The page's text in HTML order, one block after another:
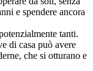
e spendere ancora
tanti.
di casa può avere
che si otturano e